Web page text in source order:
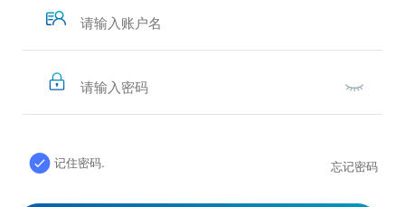
记住密码. 忘记密码